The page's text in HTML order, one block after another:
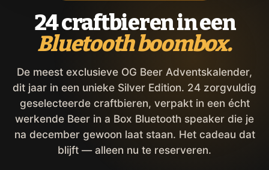
24 craftbieren in een
Bluetooth boombox.
De meest exclusieve OG Beer Adventskalender,
dit jaar in een unieke Silver Edition. 24 zorgvuldig
geselecteerde craftbieren, verpakt in een écht
werkende Beer in a Box Bluetooth speaker die je
na december gewoon laat staan. Het cadeau dat
blijft — alleen nu te reserveren.